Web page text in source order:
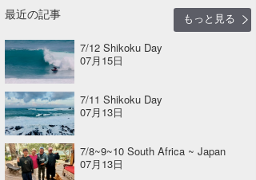
最近の記事
もっと見る
7/12 Shikoku Day
07月15日
7/11 Shikoku Day
07月13日
7/8~9~10 South Africa ~ Japan
07月13日